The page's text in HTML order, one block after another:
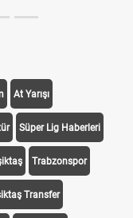
At Yarışı
Süper Lig Haberleri
Trabzonspor
Transfer